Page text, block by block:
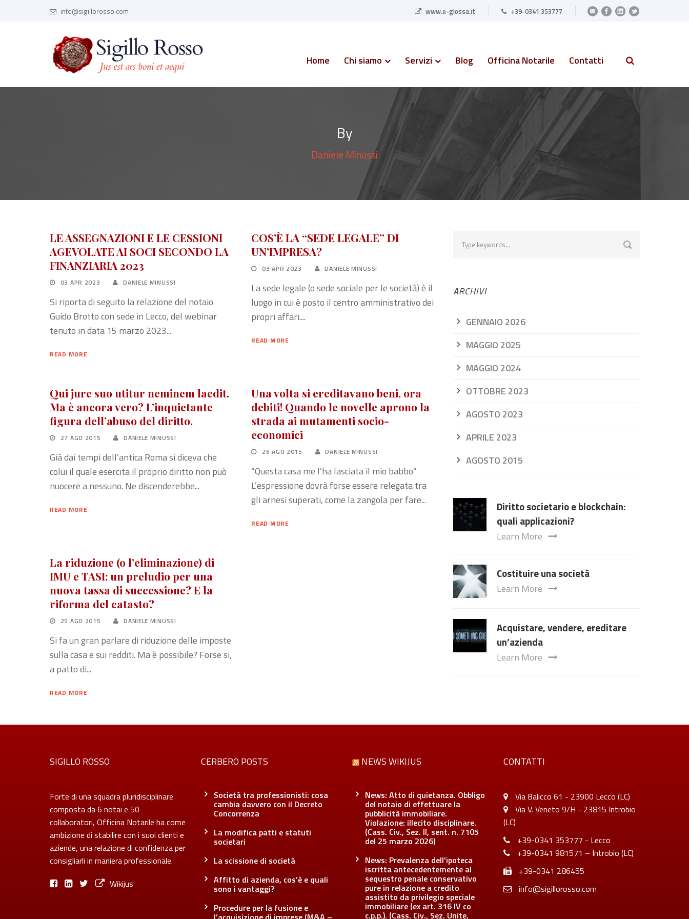
info@sigillorosso.com www.e-glossa.it +39-0341 353777
Home Chi siamo Servizi Blog Officina Notarile Contatti
By
Daniele Minussi
LE ASSEGNAZIONI E LE CESSIONI
AGEVOLATE AI SOCI SECONDO LA
FINANZIARIA 2023
03 APR 2023 DANIELE MINUSSI
Si riporta di seguito la relazione del notaio
Guido Brotto con sede in Lecco, del webinar
tenuto in data 15 marzo 2023...
READ MORE
COS’È LA “SEDE LEGALE” DI
UN’IMPRESA?
03 APR 2023 DANIELE MINUSSI
La sede legale (o sede sociale per le società) è il
luogo in cui è posto il centro amministrativo dei
propri affari....
READ MORE
Qui jure suo utitur neminem laedit.
Ma è ancora vero? L’inquietante
figura dell’abuso del diritto.
27 AGO 2015 DANIELE MINUSSI
Già dai tempi dell’antica Roma si diceva che
colui il quale esercita il proprio diritto non può
nuocere a nessuno. Ne discenderebbe...
READ MORE
Una volta si ereditavano beni, ora
debiti! Quando le novelle aprono la
strada ai mutamenti socio-
economici
26 AGO 2015 DANIELE MINUSSI
“Questa casa me l’ha lasciata il mio babbo”
L’espressione dovrà forse essere relegata tra
gli arnesi superati, come la zangola per fare...
READ MORE
La riduzione (o l’eliminazione) di
IMU e TASI: un preludio per una
nuova tassa di successione? E la
riforma del catasto?
25 AGO 2015 DANIELE MINUSSI
Si fa un gran parlare di riduzione delle imposte
sulla casa e sui redditi. Ma è possibile? Forse si,
a patto di...
READ MORE
ARCHIVI
GENNAIO 2026
MAGGIO 2025
MAGGIO 2024
OTTOBRE 2023
AGOSTO 2023
APRILE 2023
AGOSTO 2015
Diritto societario e blockchain:
quali applicazioni?
Learn More
Costituire una società
Learn More
Acquistare, vendere, ereditare
un’azienda
Learn More
SIGILLO ROSSO
Forte di una squadra pluridisciplinare
composta da 6 notai e 50
collaboratori, Officina Notarile ha come
ambizione di stabilire con i suoi clienti e
aziende, una relazione di confidenza per
consigliarli in maniera professionale.
Wikijus
CERBERO POSTS
Società tra professionisti: cosa
cambia davvero con il Decreto
Concorrenza
La modifica patti e statuti
societari
La scissione di società
Affitto di azienda, cos’è e quali
sono i vantaggi?
Procedure per la fusione e
NEWS WIKIJUS
News: Atto di quietanza. Obbligo
del notaio di effettuare la
pubblicità immobiliare.
Violazione: illecito disciplinare.
(Cass. Civ., Sez. II, sent. n. 7105
del 25 marzo 2026)
News: Prevalenza dell'ipoteca
iscritta antecedentemente al
sequestro penale conservativo
pure in relazione a credito
assistito da privilegio speciale
immobiliare (ex art. 316 IV co
c.p.p.). (Cass. Civ., Sez. Unite,
CONTATTI
Via Balicco 61 - 23900 Lecco (LC)
Via V. Veneto 9/H - 23815 Introbio
(LC)
+39-0341 353777 - Lecco
+39-0341 981571 – Introbio (LC)
+39-0341 286455
info@sigillorosso.com